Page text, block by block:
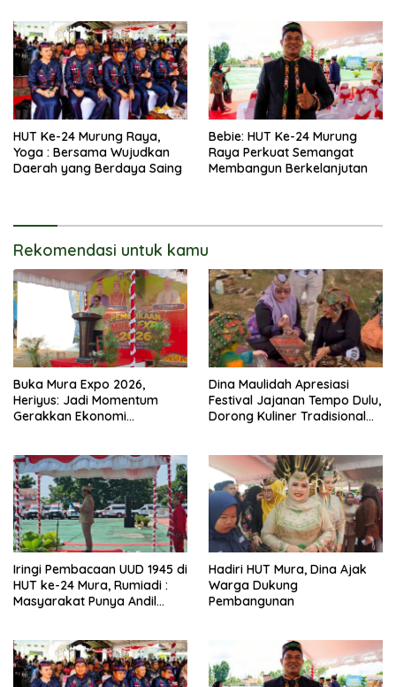
HUT Ke-24 Murung Raya,
Yoga : Bersama Wujudkan
Daerah yang Berdaya Saing
Bebie: HUT Ke-24 Murung
Raya Perkuat Semangat
Membangun Berkelanjutan
Rekomendasi untuk kamu
Buka Mura Expo 2026,
Heriyus: Jadi Momentum
Gerakkan Ekonomi
Dina Maulidah Apresiasi
Festival Jajanan Tempo Dulu,
Dorong Kuliner Tradisional
Iringi Pembacaan UUD 1945 di
HUT ke-24 Mura, Rumiadi :
Masyarakat Punya Andil
Hadiri HUT Mura, Dina Ajak
Warga Dukung
Pembangunan